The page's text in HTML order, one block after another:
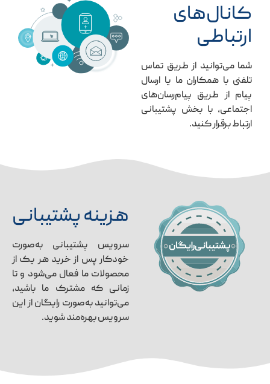
کانال‌های
ارتباطی
شما می‌توانید از طریق تماس
تلفنی با همکاران ما یا ارسال
پیام از طریق پیام‌رسان‌های
اجتماعی، با بخش پشتیبانی
ارتباط برقرار کنید.
هزینه پشتیبانی
سرویس پشتیبانی به‌صورت
خودکار پس از خرید هر یک از
محصولات ما فعال می‌شود و تا
زمانی که مشترک ما باشید،
می‌توانید به‌صورت رایگان از این
سرویس بهره‌مند شوید.